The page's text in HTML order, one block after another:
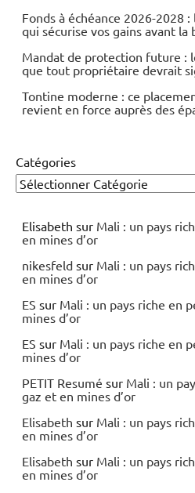
Fonds à échéance 2026-2028
qui sécurise vos gains avant la
Mandat de protection future :
que tout propriétaire devrait
Tontine moderne : ce
revient en force auprès des
Catégories
Elisabeth sur Mali : un pays
en mines d’or
nikesfeld sur Mali : un pays
en mines d’or
ES sur Mali : un pays riche en
mines d’or
ES sur Mali : un pays riche en
mines d’or
PETIT Resumé sur Mali : un
gaz et en mines d’or
Elisabeth sur Mali : un pays
en mines d’or
Elisabeth sur Mali : un pays
en mines d’or